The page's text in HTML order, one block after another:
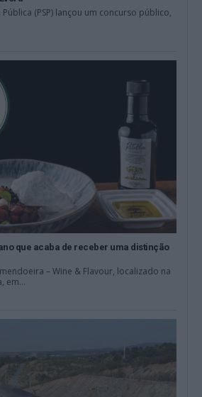
(PSP) lançou um concurso público,
que acaba de receber uma distinção
– Wine & Flavour, localizado na
em...